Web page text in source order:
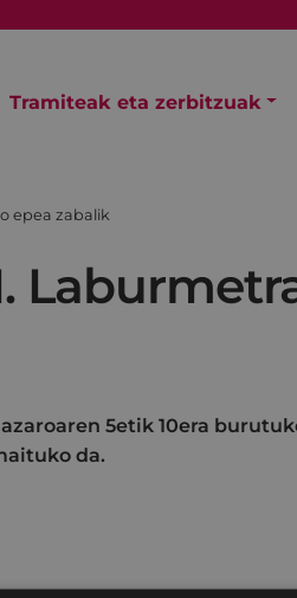
Tramiteak eta zerbitzuak
epea zabalik
5etik 10era
da.